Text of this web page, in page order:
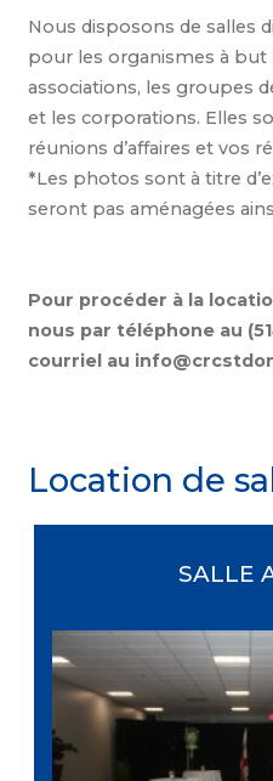
Nous disposons de salles
pour les organismes à but
associations, les groupes
et les corporations. Elles
réunions d’affaires et vos
*Les photos sont à titre
seront pas aménagées
Pour procéder à la
nous par téléphone au
courriel au
Location de
SALLE
Dimensions
Étage
Capacité